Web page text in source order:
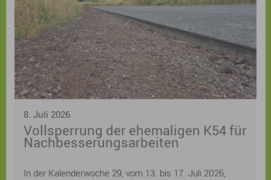
und Bild und Urban Sketch Walks laden zum Mitmachen
ein. Eine Bühne mit einem „Mikrofon für alle“ bietet
originelle Stimmen und auch einige besondere
Überraschungsgäste, bei Lyrik zum Pflücken kann man
neue Lieblingsgedichte finden und eigene
Lieblingsgedichte eintauschen, für Kinder und
Jugendliche wird ein tolles Programm mit Workshops
8. Juli 2026
Vollsperrung der ehemaligen K54 für
Nachbesserungsarbeiten
In der Kalenderwoche 29, vom 13. bis 17. Juli 2026,